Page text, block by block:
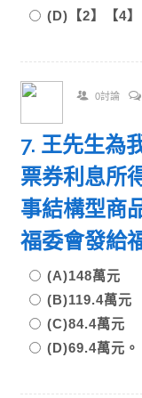
(D)【2】【4】
0討論
7. 王先生為
票券利息所
事結構型商
福委會發給
(A)148萬元
(B)119.4萬元
(C)84.4萬元
(D)69.4萬元。